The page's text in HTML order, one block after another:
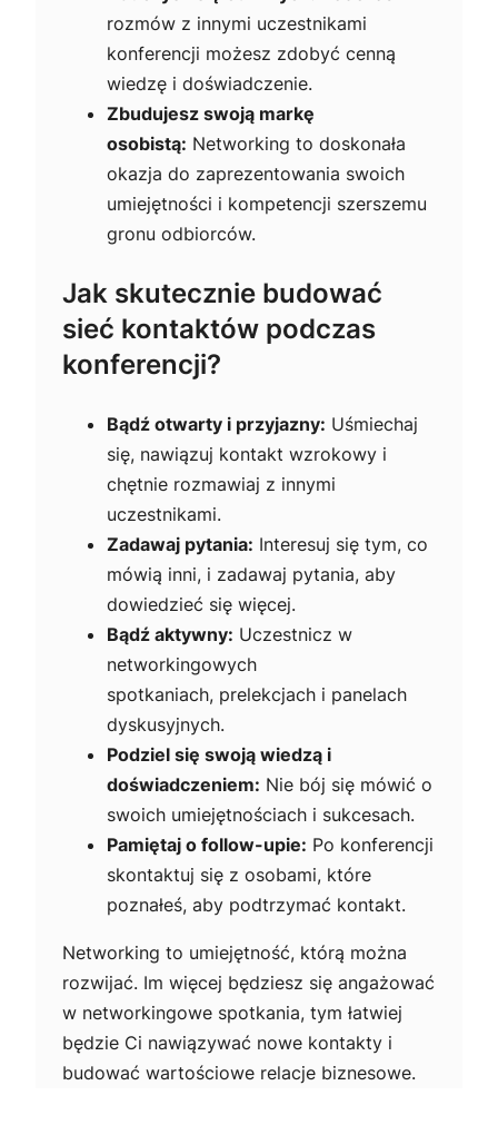
rozmów z innymi uczestnikami
konferencji możesz zdobyć cenną
wiedzę i doświadczenie.
Zbudujesz swoją markę
osobistą: Networking to doskonała
okazja do zaprezentowania swoich
umiejętności i kompetencji szerszemu
gronu odbiorców.
Jak skutecznie budować
sieć kontaktów podczas
konferencji?
Bądź otwarty i przyjazny: Uśmiechaj
się, nawiązuj kontakt wzrokowy i
chętnie rozmawiaj z innymi
uczestnikami.
Zadawaj pytania: Interesuj się tym, co
mówią inni, i zadawaj pytania, aby
dowiedzieć się więcej.
Bądź aktywny: Uczestnicz w
networkingowych
spotkaniach, prelekcjach i panelach
dyskusyjnych.
Podziel się swoją wiedzą i
doświadczeniem: Nie bój się mówić o
swoich umiejętnościach i sukcesach.
Pamiętaj o follow-upie: Po konferencji
skontaktuj się z osobami, które
poznałeś, aby podtrzymać kontakt.
Networking to umiejętność, którą można
rozwijać. Im więcej będziesz się angażować
w networkingowe spotkania, tym łatwiej
będzie Ci nawiązywać nowe kontakty i
budować wartościowe relacje biznesowe.